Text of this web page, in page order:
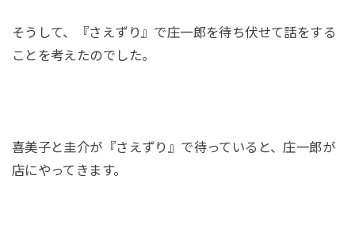
そうして、『さえずり』で庄一郎を待ち伏せて話をする
ことを考えたのでした。
喜美子と圭介が『さえずり』で待っていると、庄一郎が
店にやってきます。